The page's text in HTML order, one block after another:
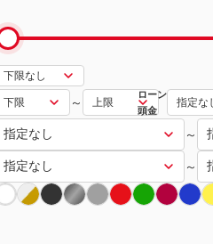
～
ローン
頭金
～
～